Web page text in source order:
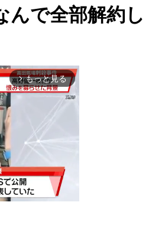
で全部解約し
arrow_forward_ios もっと見る